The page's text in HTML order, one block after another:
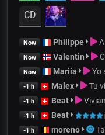
CD
Now Philippe
Now Valentin
Now Mariia Yo
-1 h Malex Tu
-1 h Beat
-1 h Beat
-1 h moreno